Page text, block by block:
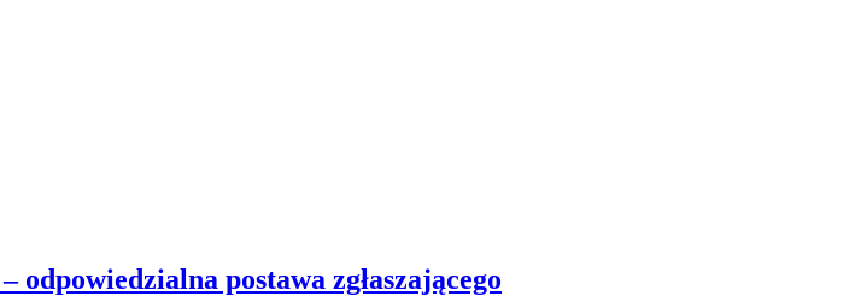
postawa zgłaszającego